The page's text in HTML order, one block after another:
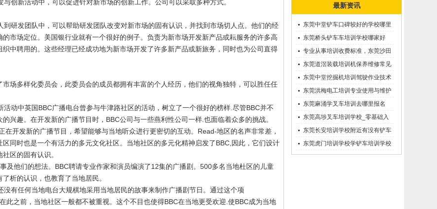
最新资讯
东莞中堂铲车口碑较好的学校哪里
有？
东莞桥头铲车车培训学校哪家好
呢？推荐一下
专业从事培训收费标准，东莞沙田
优质的学叉车考证价钱
东莞道滘装载培训机保养维修常见
问题等知识大全
东莞中堂挖掘机培训驾驶作业技术
东莞洪梅电工培训专业使用与维护
接触调压噐？
东莞麻涌学叉车培训去哪里报名
东莞高埗叉车培训学校_零基础入
学_随到随学
东莞长安培训学校附近有没有铲车
培训的-
东莞虎门培训学校学铲车培训学校
在哪里_
创新活动中，可以促进针对新市场的创新工作。公司可以采取多种方式。
研发团队中，可以帮助研发团队改变对新市场的固有认识，并找到市场切人点。他们的经
市场定位。美国银行业就有一个很好的例子。负责为新市场开发新产品或耘服务的许多高
中聘用的。这些经理已经成功地为新市场开发了许多新产品或新旅务，同时也为公司直得
市场多样化委员会，此委员会的成员都拥有丰富的个人经历，他们的视角独特，可以胜任任
活动中英国BBC广播电台曾参与牛津路社区的活动，树立了一个很好的榜样 尽管BBC并不
兴趣。在开发新的广播节目时， BBC公司与一些燕利性公司一样 也面临着众多的挑战。
在开发新的广播节目，希望能够与当地听众进行更密切的互动。 Read-地区的名声非常差，
区同时也是一个有活力的多元文化社区。当地社区的多元化精神启发了BBC, 因此，它们设计
区的固有认识。
及他们的想法。 BBC聘请专业作家和演员编演了12集的广播剧。 500多名当地杜区的儿童
析的认识，也教育了当地居民。
没有任何当地电台大规棋地采用当地居民的故事来制作广播剧节日。通过这个项
此之前，当地社区一般都不被重视。这个不目也使得BBC在当地更受欢迎 使BBC成为当地